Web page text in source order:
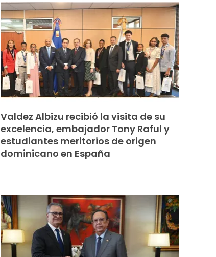
Valdez Albizu recibió la visita de su
excelencia, embajador Tony Raful y
estudiantes meritorios de origen
dominicano en España